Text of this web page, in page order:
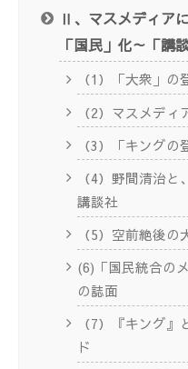
Ⅱ、マスメディア
「国民」化～「講
（1）「大衆」の
（2）マスメディ
（3）「キングの
（4）野間清治と
講談社
（5）空前絶後の
(6)「国民統合の
の誌面
（7）『キング
ド